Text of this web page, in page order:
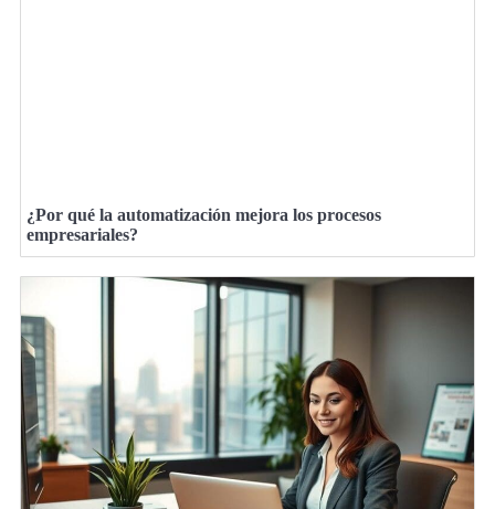
¿Por qué la automatización mejora los procesos
empresariales?